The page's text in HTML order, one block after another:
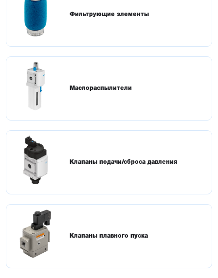
Фильтрующие элементы
Маслораспылители
Клапаны подачи/сброса давления
Клапаны плавного пуска